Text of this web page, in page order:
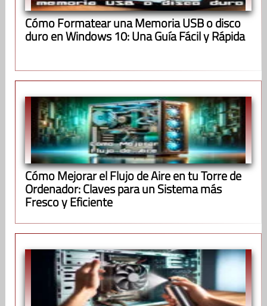
Cómo Formatear una Memoria USB o disco
duro en Windows 10: Una Guía Fácil y Rápida
Cómo Mejorar el Flujo de Aire en tu Torre de
Ordenador: Claves para un Sistema más
Fresco y Eficiente